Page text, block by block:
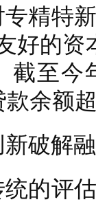
精特
好的资
截至今
款余额
破解融
评估